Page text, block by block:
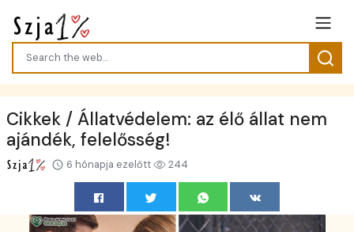
Cikkek / Állatvédelem: az élő állat nem
ajándék, felelősség!
6 hónapja ezelőtt 244